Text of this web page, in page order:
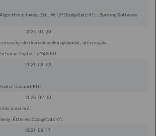
Invest Zrt., W. UP Szolgáltató Kft., Banking Software
2023. 01. 30
Digital – eMAG Kft.
kereskedelmi gyakorlat, utóvizsgálat
2021. 09. 09
Csoport Kft.
2026. 02. 10
Étterem Szolgáltató Kft.
piaci erő
2021. 09. 17